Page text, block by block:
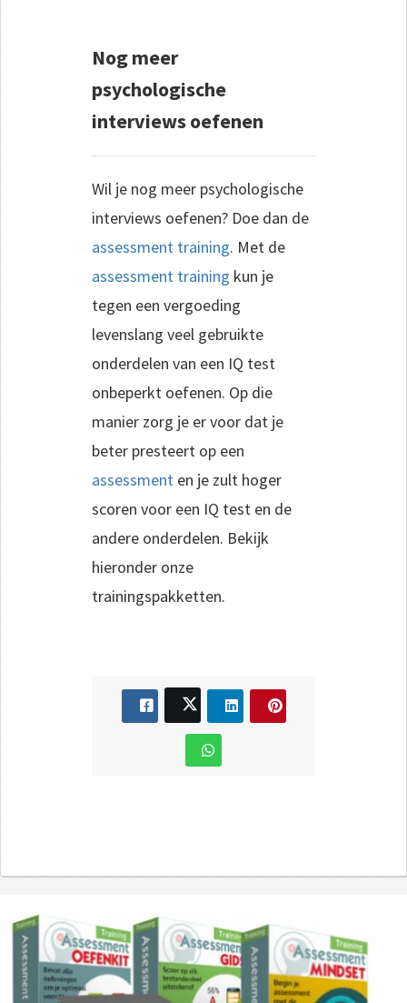
Nog meer
psychologische
interviews oefenen
Wil je nog meer psychologische
interviews oefenen? Doe dan de
assessment training. Met de
assessment training kun je
tegen een vergoeding
levenslang veel gebruikte
onderdelen van een IQ test
onbeperkt oefenen. Op die
manier zorg je er voor dat je
beter presteert op een
assessment en je zult hoger
scoren voor een IQ test en de
andere onderdelen. Bekijk
hieronder onze
trainingspakketten.